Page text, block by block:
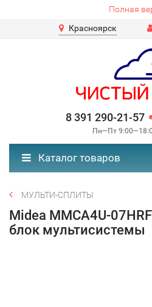
Полная
Красноярск
8 391 290-21-57
Пн—Пт
Каталог товаров
МУЛЬТИ-СПЛИТЫ
Midea MMCA4U-
блок мультисистемы